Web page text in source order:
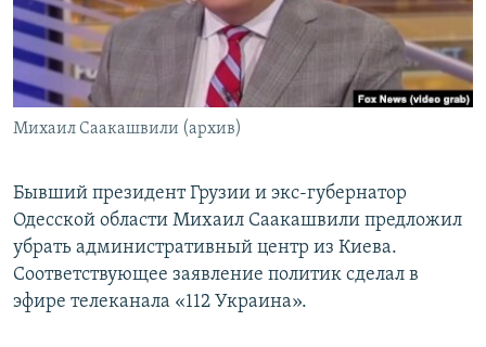
СПОРТ
МИР
БЛОГИ
ГОЛОСА
ЧИТАЕМ ПРЕССУ
АРХИВ РАДИОПРОГРАММЫ
Все сайты РСЕ/РС
Михаил Саакашвили (архив)
Бывший президент Грузии и экс-губернатор
Одесской области Михаил Саакашвили предложил
убрать административный центр из Киева.
Соответствующее заявление политик сделал в
эфире телеканала «112 Украина».